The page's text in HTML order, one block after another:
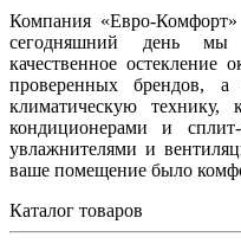
Компания «Евро-
сегодняшний день мы
качественное
проверенных брендов, а
климатическую технику,
кондиционерами и
увлажнителями и
ваше помещение было
Каталог товаров